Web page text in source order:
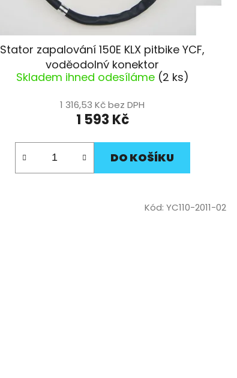
Stator zapalování 150E KLX pitbike YCF,
voděodolný konektor
Skladem ihned odesíláme (2 ks)
1 316,53 Kč bez DPH
1 593 Kč
DO KOŠÍKU
Kód:YC110-2011-02